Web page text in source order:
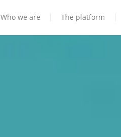
Who we are The platform